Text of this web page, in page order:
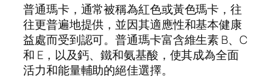
普通瑪卡，通常被稱為紅色或黃色瑪卡，往
往更普遍地提供，並因其適應性和基本健康
益處而受到認可。普通瑪卡富含維生素 B、C
和 E，以及鈣、鐵和氨基酸，使其成為全面
活力和能量輔助的絕佳選擇。